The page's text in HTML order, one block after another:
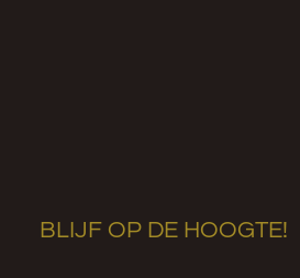
BLIJF OP DE HOOGTE!